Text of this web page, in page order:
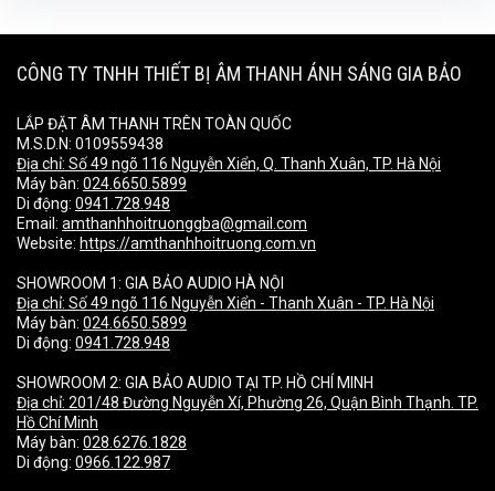
CÔNG TY TNHH THIẾT BỊ ÂM THANH ÁNH SÁNG GIA BẢO
LẮP ĐẶT ÂM THANH TRÊN TOÀN QUỐC
M.S.D.N: 0109559438
Địa chỉ: Số 49 ngõ 116 Nguyễn Xiển, Q. Thanh Xuân, TP. Hà Nội
Máy bàn: 024.6650.5899
Di động: 0941.728.948
Email: amthanhhoitruonggba@gmail.com
Website: https://amthanhhoitruong.com.vn
SHOWROOM 1: GIA BẢO AUDIO HÀ NỘI
Địa chỉ: Số 49 ngõ 116 Nguyễn Xiển - Thanh Xuân - TP. Hà Nội
Máy bàn: 024.6650.5899
Di động: 0941.728.948
SHOWROOM 2: GIA BẢO AUDIO TẠI TP. HỒ CHÍ MINH
Địa chỉ: 201/48 Đường Nguyễn Xí, Phường 26, Quận Bình Thạnh. TP.
Hồ Chí Minh
Máy bàn: 028.6276.1828
Di động: 0966.122.987